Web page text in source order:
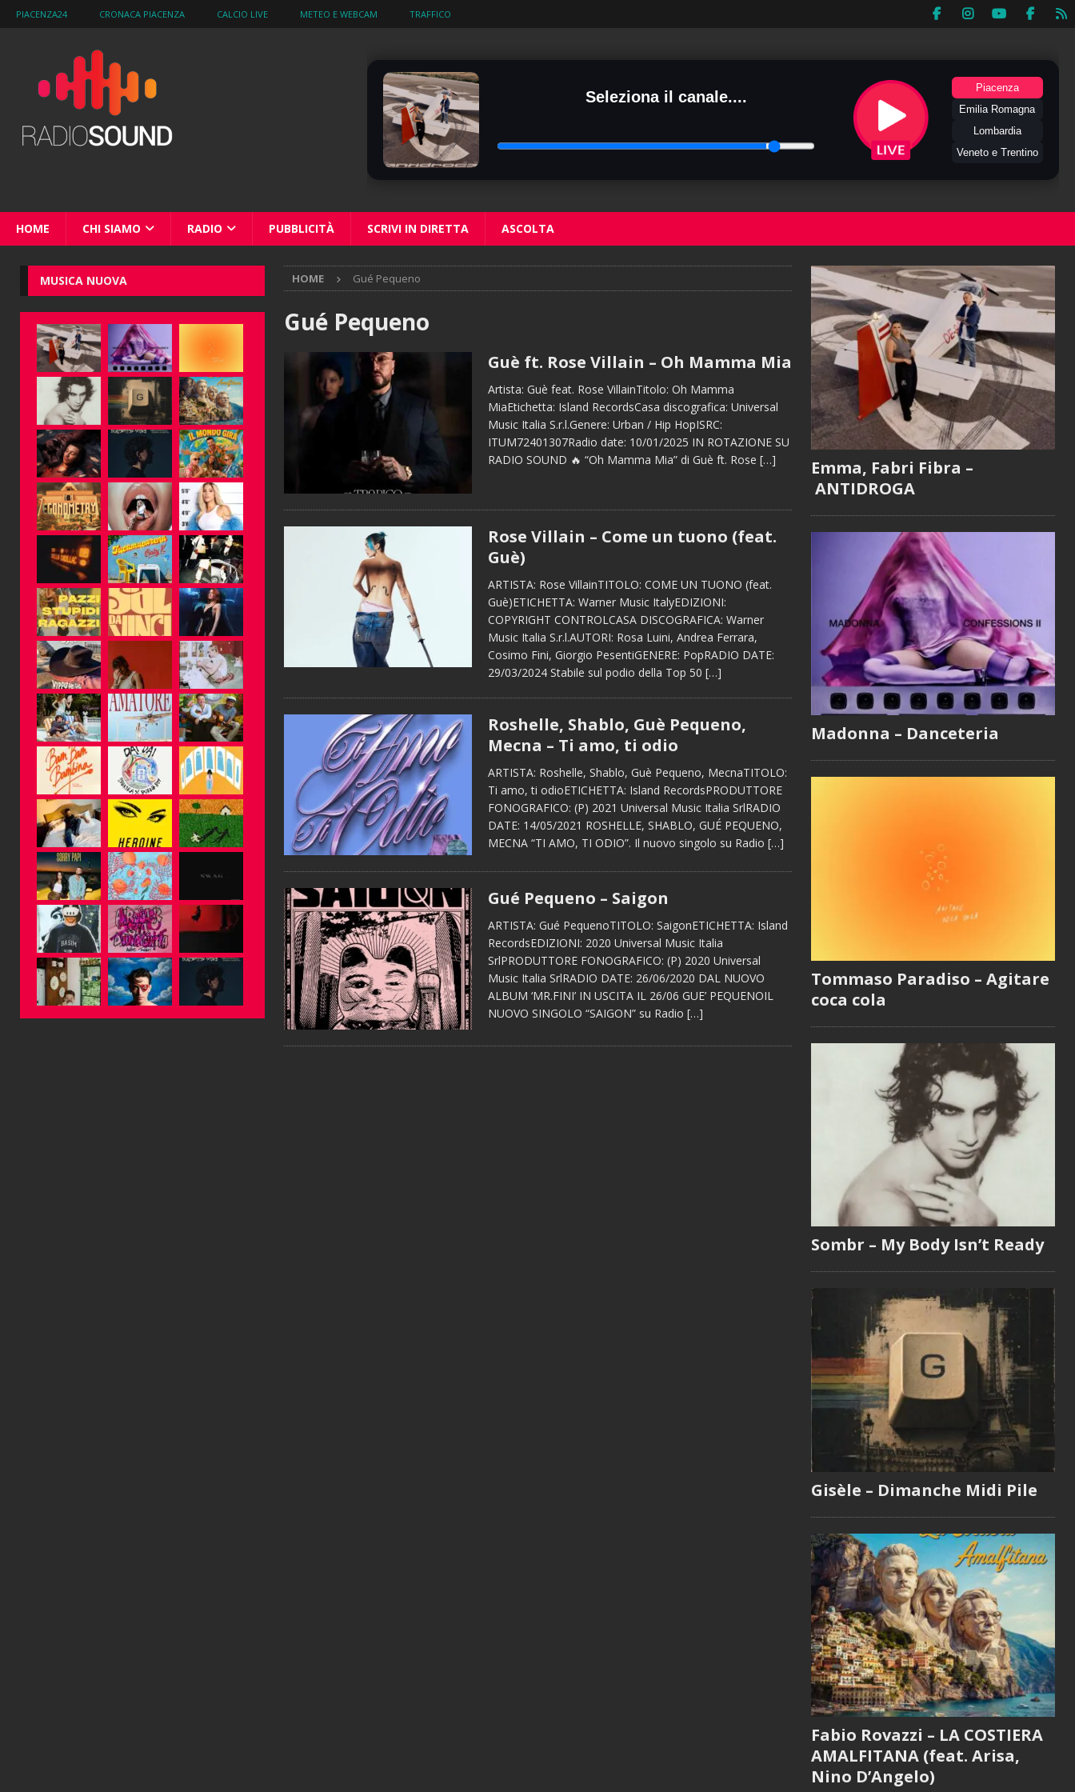
PIACENZA24 CRONACA PIACENZA CALCIO LIVE METEO E WEBCAM TRAFFICO
Seleziona il canale....
Piacenza
Emilia Romagna
Lombardia
Veneto e Trentino
HOME CHI SIAMO RADIO PUBBLICITÀ SCRIVI IN DIRETTA ASCOLTA
HOME Gué Pequeno
Gué Pequeno
Guè ft. Rose Villain – Oh Mamma Mia
Artista: Guè feat. Rose VillainTitolo: Oh Mamma
MiaEtichetta: Island RecordsCasa discografica: Universal
Music Italia S.r.l.Genere: Urban / Hip HopISRC:
ITUM72401307Radio date: 10/01/2025 IN ROTAZIONE SU
RADIO SOUND 🔥 “Oh Mamma Mia” di Guè ft. Rose […]
Rose Villain – Come un tuono (feat.
Guè)
ARTISTA: Rose VillainTITOLO: COME UN TUONO (feat.
Guè)ETICHETTA: Warner Music ItalyEDIZIONI:
COPYRIGHT CONTROLCASA DISCOGRAFICA: Warner
Music Italia S.r.l.AUTORI: Rosa Luini, Andrea Ferrara,
Cosimo Fini, Giorgio PesentiGENERE: PopRADIO DATE:
29/03/2024 Stabile sul podio della Top 50 […]
Roshelle, Shablo, Guè Pequeno,
Mecna – Ti amo, ti odio
ARTISTA: Roshelle, Shablo, Guè Pequeno, MecnaTITOLO:
Ti amo, ti odioETICHETTA: Island RecordsPRODUTTORE
FONOGRAFICO: (P) 2021 Universal Music Italia SrlRADIO
DATE: 14/05/2021 ROSHELLE, SHABLO, GUÉ PEQUENO,
MECNA “TI AMO, TI ODIO”. Il nuovo singolo su Radio […]
Gué Pequeno – Saigon
ARTISTA: Gué PequenoTITOLO: SaigonETICHETTA: Island
RecordsEDIZIONI: 2020 Universal Music Italia
SrlPRODUTTORE FONOGRAFICO: (P) 2020 Universal
Music Italia SrlRADIO DATE: 26/06/2020 DAL NUOVO
ALBUM ‘MR.FINI’ IN USCITA IL 26/06 GUE’ PEQUENOIL
NUOVO SINGOLO “SAIGON” su Radio […]
MUSICA NUOVA
Emma, Fabri Fibra –
ANTIDROGA
Madonna – Danceteria
Tommaso Paradiso – Agitare
coca cola
Sombr – My Body Isn’t Ready
Gisèle – Dimanche Midi Pile
Fabio Rovazzi – LA COSTIERA
AMALFITANA (feat. Arisa,
Nino D’Angelo)